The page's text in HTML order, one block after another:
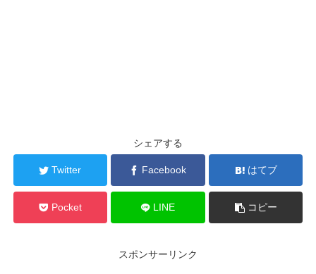
シェアする
Twitter Facebook はてブ
Pocket LINE コピー
スポンサーリンク